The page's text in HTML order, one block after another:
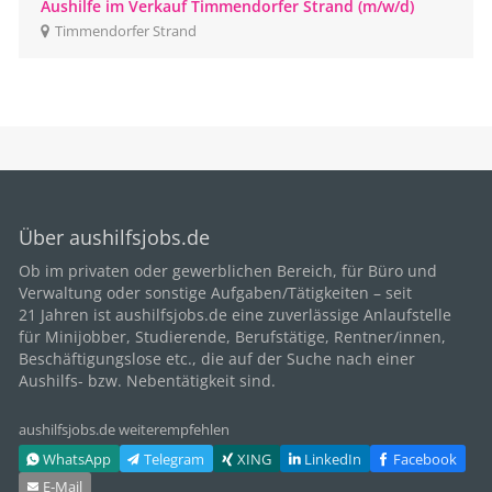
Aushilfe im Verkauf Timmendorfer Strand (m/w/d)
Timmendorfer Strand
Über aushilfsjobs.de
Ob im privaten oder gewerblichen Bereich, für Büro und
Verwaltung oder sonstige Aufgaben/Tätigkeiten – seit
21 Jahren ist aushilfsjobs.de eine zuverlässige Anlaufstelle
für Minijobber, Studierende, Berufstätige, Rentner/innen,
Beschäftigungslose etc., die auf der Suche nach einer
Aushilfs- bzw. Nebentätigkeit sind.
aushilfsjobs.de weiterempfehlen
WhatsApp
Telegram XING LinkedIn
Facebook
E‑Mail